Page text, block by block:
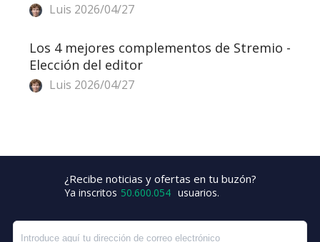
Luis 2026/04/27
Los 4 mejores complementos de Stremio -
Elección del editor
Luis 2026/04/27
¿Recibe noticias y ofertas en tu buzón?
Ya inscritos 50.600.054 usuarios.
+3